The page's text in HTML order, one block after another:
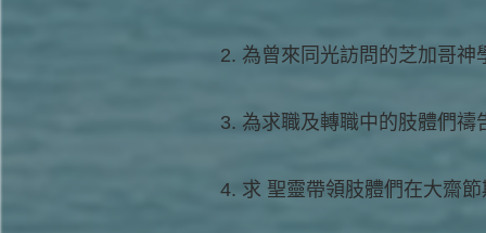
為曾來同光訪問的芝加哥神
為求職及轉職中的肢體們禱
求 聖靈帶領肢體們在大齋